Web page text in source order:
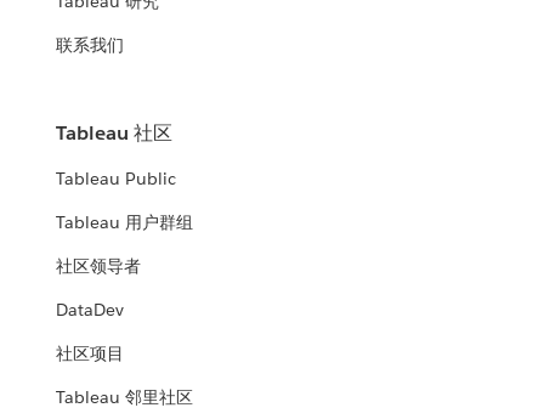
联系我们
Tableau 社区
Tableau Public
Tableau 用户群组
社区领导者
DataDev
社区项目
Tableau 邻里社区